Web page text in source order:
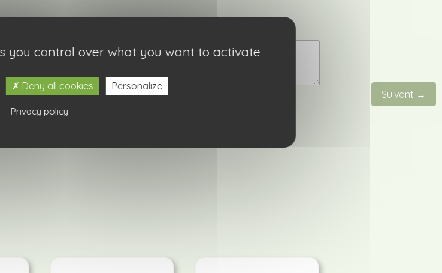
Suivant →
navigateur pour mon prochain commentaire.
you control over what you want to activate
Deny all cookies Personalize
Privacy policy